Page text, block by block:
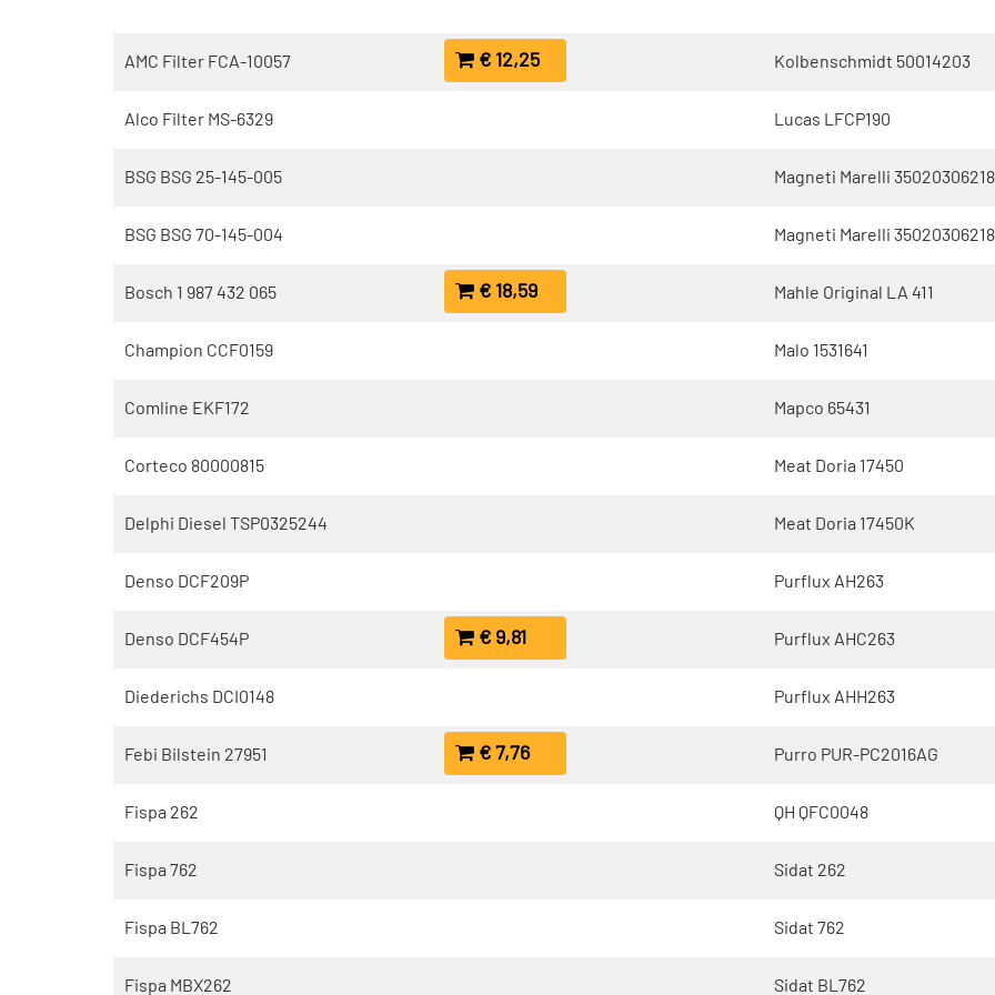
AMC Filter FCA-10057 € 12,25
Alco Filter MS-6329
BSG BSG 25-145-005
BSG BSG 70-145-004
Bosch 1 987 432 065 € 18,59
Champion CCF0159
Comline EKF172
Corteco 80000815
Delphi Diesel TSP0325244
Denso DCF209P
Denso DCF454P € 9,81
Diederichs DCI0148
Febi Bilstein 27951 € 7,76
Fispa 262
Fispa 762
Fispa BL762
Fispa MBX262
Kolbenschmidt 50014203
Lucas LFCP190
Magneti Marelli
Magneti Marelli
Mahle Original LA 411
Malo 1531641
Mapco 65431
Meat Doria 17450
Meat Doria 17450K
Purflux AH263
Purflux AHC263
Purflux AHH263
Purro PUR-PC2016AG
QH QFC0048
Sidat 262
Sidat 762
Sidat BL762